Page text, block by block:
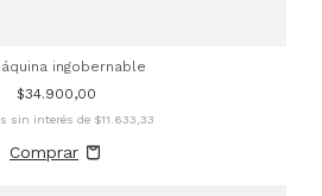
ingobernable
$34.900,00
sin interés de $11.633,33